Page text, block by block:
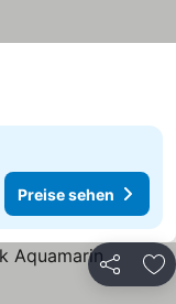
Preise sehen
Teilen